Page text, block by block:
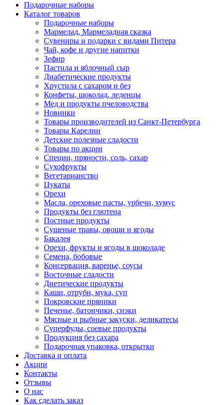
Подарочные наборы
Каталог товаров
Подарочные наборы
Мармелад, Мармеладная сказка
Сувениры и подарки с видами Питера
Чай, кофе и другие напитки
Зефир
Пастила и яблочный сыр
Диабетические продукты
Хрустила с сахаром и без
Конфеты, шоколад, леденцы
Мед и продукты пчеловодства
Новинки
Товары производителей из Санкт-Петербурга
Товары Карелии
Детские полезные сладости
Товары по акции
Специи, пряности, соль, сахар
Сухофрукты
Вегетарианство
Цукаты
Орехи
Масла, ореховые пасты, урбечи, хумус
Продукты без глютена
Постные продукты
Сушеные травы, овощи и ягоды
Бакалея
Орехи, фрукты и ягоды в шоколаде
Семена, бобовые
Консервация, варенье, соусы
Восточные сладости
Диетические продукты
Каши, отруби, мука, суп
Покровские пряники
Печенье, батончики, снэки
Мясные и рыбные закуски, деликатесы
Суперфуды, соевые продукты
Продукция без сахара
Подарочная упаковка, открытки
Доставка и оплата
Акции
Контакты
Отзывы
О нас
Как сделать заказ